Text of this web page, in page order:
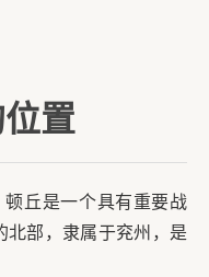
置
丘是一个具有重要战
北部，隶属于兖州，是